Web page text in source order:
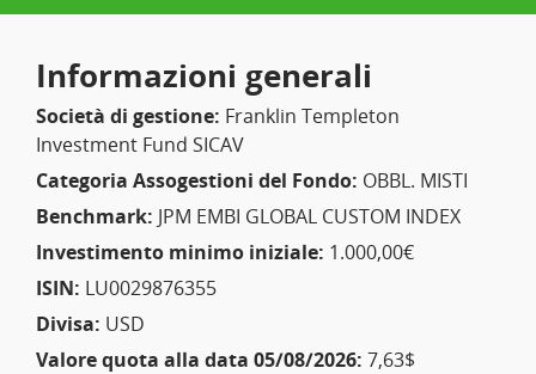
Informazioni generali
Società di gestione: Franklin Templeton
Investment Fund SICAV
Categoria Assogestioni del Fondo: OBBL. MISTI
Benchmark: JPM EMBI GLOBAL CUSTOM INDEX
Investimento minimo iniziale: 1.000,00€
ISIN: LU0029876355
Divisa: USD
Valore quota alla data 05/08/2026: 7,63$